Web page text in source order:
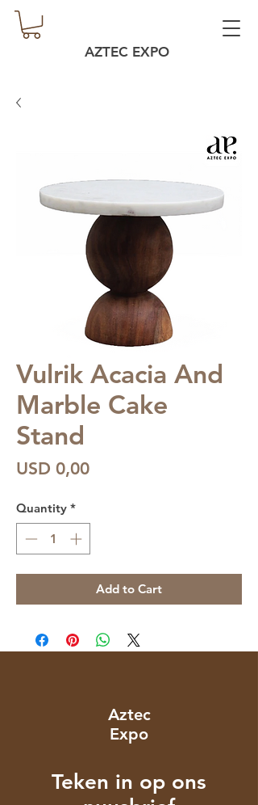
AZTEC EXPO
Vulrik Acacia And
Marble Cake
Stand
USD 0,00Price
Quantity *
Add to Cart
Aztec
Expo
Teken in op ons